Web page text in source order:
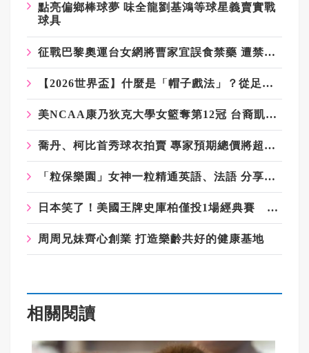
點亮偏鄉棒球夢 味全龍劉基鴻等球星義賣實戰
球具
征戰巴黎奧運台女網將曹家宜誤食禁藥 遭禁賽12個月
【2026世界盃】什麼是「帽子戲法」？從足球術語到傳奇紀錄的象徵
美NCAA康乃狄克大學女籃奪第12冠 台裔凱特琳大功臣
喬丹、柯比首秀球衣拍賣 專家預期總價將超過兩千萬美金
「粒保樂園」女神一粒精通英語、法語 分享考多益撇步
日本笑了！美國王牌史庫柏僅投1場經典賽 確定8強不再登板
周周兄妹齊心創業 打造樂齡共好的健康基地
相關閱讀